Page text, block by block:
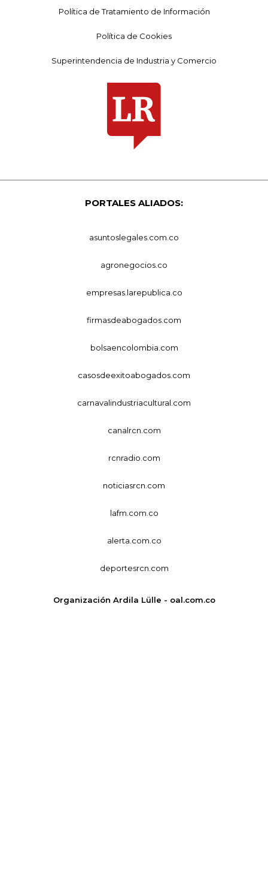
Política de Tratamiento de Información
Política de Cookies
Superintendencia de Industria y Comercio
PORTALES ALIADOS:
asuntoslegales.com.co
agronegocios.co
empresas.larepublica.co
firmasdeabogados.com
bolsaencolombia.com
casosdeexitoabogados.com
carnavalindustriacultural.com
canalrcn.com
rcnradio.com
noticiasrcn.com
lafm.com.co
alerta.com.co
deportesrcn.com
Organización Ardila Lülle - oal.com.co